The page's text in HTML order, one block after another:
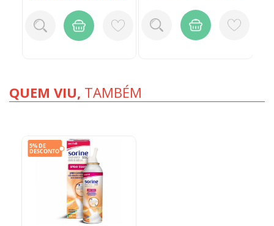
QUEM VIU, TAMBÉM